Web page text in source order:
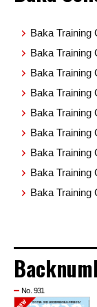
Baka Training
Baka Training
Baka Training
Baka Training
Baka Training
Baka Training
Baka Training
Baka Training
Baka Training
No. 931